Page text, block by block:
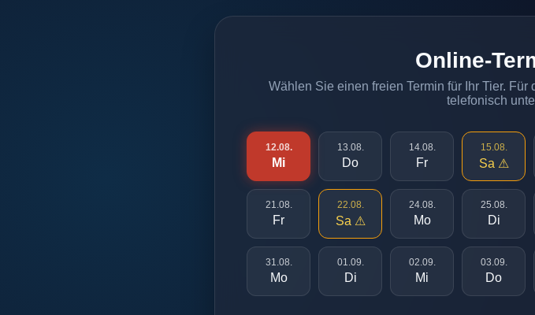
Online-
Wählen Sie einen freien Termin für Ihr Tier.
telefonisch
12.08.
Mi
13.08.
Do
14.08.
Fr
15.08.
Sa ⚠
21.08.
Fr
22.08.
Sa ⚠
24.08.
Mo
25.08.
Di
31.08.
Mo
01.09.
Di
02.09.
Mi
03.09.
Do